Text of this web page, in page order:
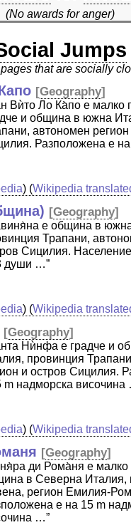
(No awards for anger)
Jumps
that are socially
[Geography]
Вѝто Ло Ка̀по е малко
и община в южна
автономен регион
Разположена е
) (Wikipedia
[Geography]
е община в
Трапани,
Сицилия.
души …”
) (Wikipedia
[Geography]
Нѝнфа е градче и
провинция
и остров Сицилия.
m надморска височина
) (Wikipedia
[Geography]
ди Рома̀ня е малко
в Северна Италия,
регион Емилия-
е на 15 m
…”